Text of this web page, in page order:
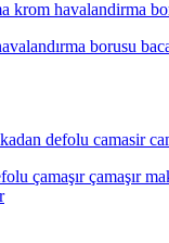
borusu
çamaşır çamaşır